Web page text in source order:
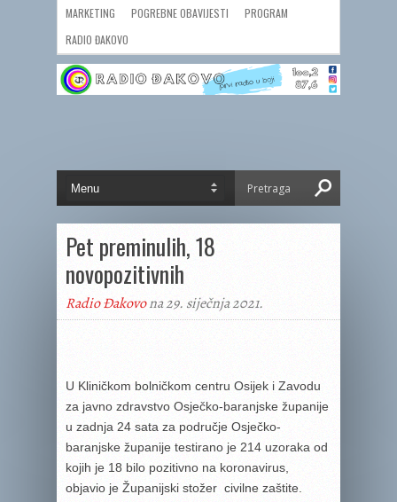
MARKETING POGREBNE OBAVIJESTI
PROGRAM
RADIO ĐAKOVO
Pet preminulih, 18
novopozitivnih
Radio Đakovona 29. siječnja 2021.
U Kliničkom bolničkom centru Osijek i Zavodu
za javno zdravstvo Osječko-baranjske županije
u zadnja 24 sata za područje Osječko-
baranjske županije testirano je 214 uzoraka od
kojih je 18 bilo pozitivno na koronavirus,
objavio je Županijski stožer civilne zaštite.